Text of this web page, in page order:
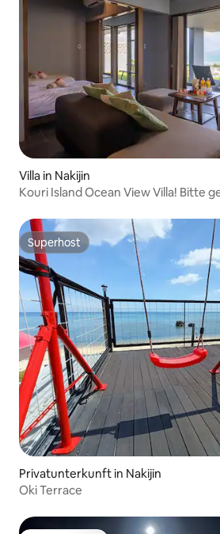
Villa in Nakijin
Kouri Island Ocean View Villa! Bitte
herrlicher Aussicht auf das Meer!
Superhost
Superhost
Privatunterkunft in Nakijin
Oki Terrace